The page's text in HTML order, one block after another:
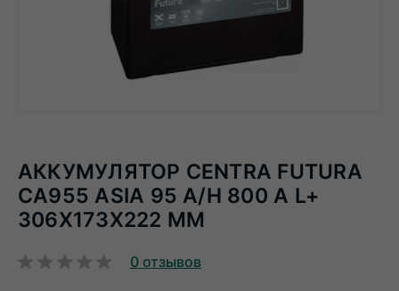
АККУМУЛЯТОР CENTRA FUTURA
CA955 ASIA 95 A/H 800 А L+
306X173X222 ММ
0 отзывов